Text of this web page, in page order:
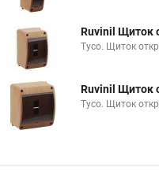
Ruvinil Щиток
Тусо. Щиток
Ruvinil Щиток
Тусо. Щиток